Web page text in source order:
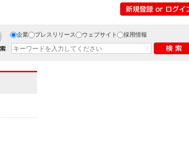
企業 プレスリリース ウェブサイト 採用情報